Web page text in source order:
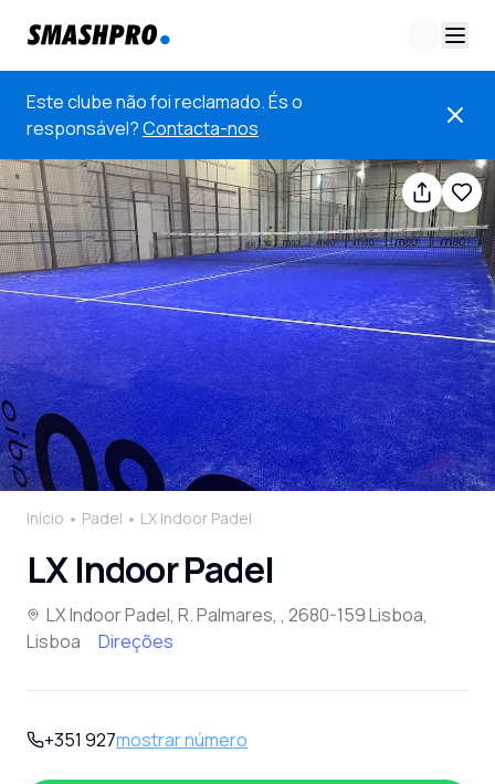
Este clube não foi reclamado. És o
responsável?Contacta-nos
Início Padel LX Indoor Padel
LX Indoor Padel
LX Indoor Padel, R. Palmares, , 2680-159 Lisboa,
Lisboa
Direções
+351 927mostrar número